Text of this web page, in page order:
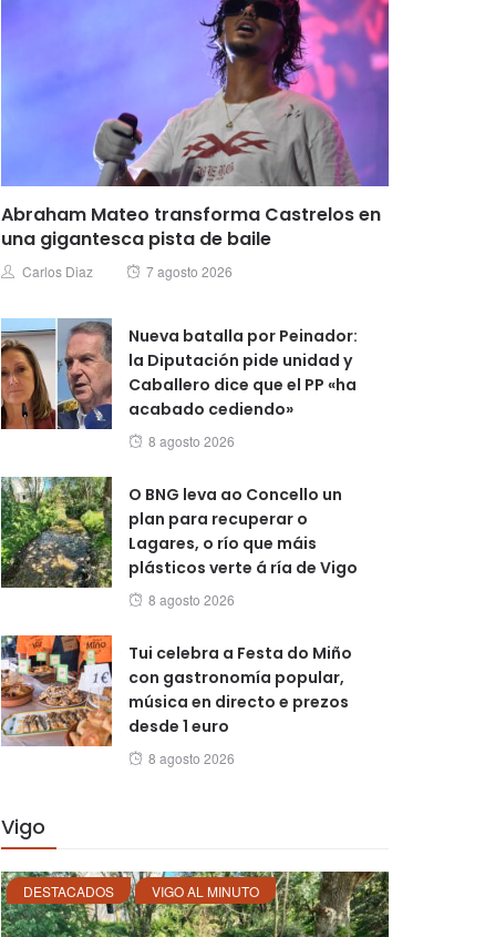
Abraham Mateo transforma Castrelos en
una gigantesca pista de baile
Author
Carlos Diaz
Posted
7 agosto 2026
Nueva batalla por Peinador:
la Diputación pide unidad y
Caballero dice que el PP «ha
acabado cediendo»
Posted
8 agosto 2026
O BNG leva ao Concello un
plan para recuperar o
Lagares, o río que máis
plásticos verte á ría de Vigo
Posted
8 agosto 2026
Tui celebra a Festa do Miño
con gastronomía popular,
música en directo e prezos
desde 1 euro
Posted
8 agosto 2026
Vigo
DESTACADOS VIGO AL MINUTO